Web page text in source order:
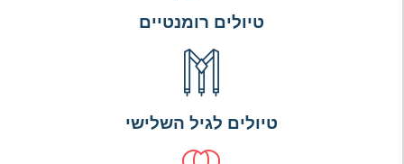
טיולים רומנטיים
טיולים לגיל השלישי